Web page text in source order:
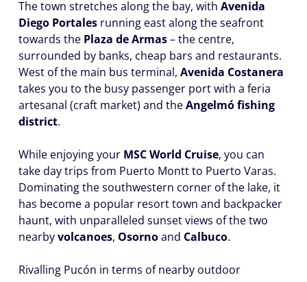
The town stretches along the bay, with Avenida
Diego Portales running east along the seafront
towards the Plaza de Armas– the centre,
surrounded by banks, cheap bars and restaurants.
West of the main bus terminal, Avenida Costanera
takes you to the busy passenger port with a feria
artesanal (craft market) and theAngelmó fishing
district.
While enjoying your MSC World Cruise, you can
take day trips from Puerto Montt to Puerto Varas.
Dominating the southwestern corner of the lake, it
has become a popular resort town and backpacker
haunt, with unparalleled sunset views of the two
nearbyvolcanoes, Osornoand Calbuco.
Rivalling Pucón in terms of nearby outdoor